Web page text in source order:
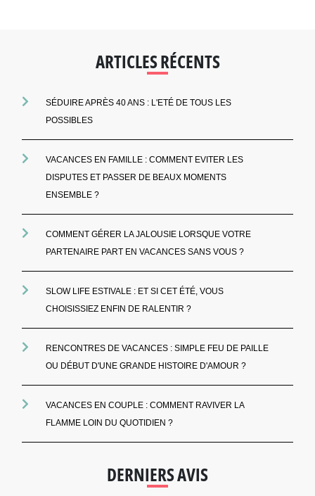
ARTICLES RÉCENTS
SÉDUIRE APRÈS 40 ANS : L'ETÉ DE TOUS LES
POSSIBLES
VACANCES EN FAMILLE : COMMENT EVITER LES
DISPUTES ET PASSER DE BEAUX MOMENTS
ENSEMBLE ?
COMMENT GÉRER LA JALOUSIE LORSQUE VOTRE
PARTENAIRE PART EN VACANCES SANS VOUS ?
SLOW LIFE ESTIVALE : ET SI CET ÉTÉ, VOUS
CHOISISSIEZ ENFIN DE RALENTIR ?
RENCONTRES DE VACANCES : SIMPLE FEU DE PAILLE
OU DÉBUT D'UNE GRANDE HISTOIRE D'AMOUR ?
VACANCES EN COUPLE : COMMENT RAVIVER LA
FLAMME LOIN DU QUOTIDIEN ?
DERNIERS AVIS